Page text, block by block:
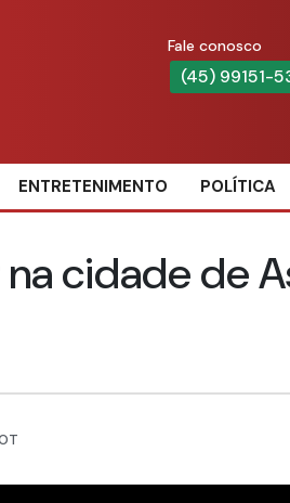
Fale conosco
(45) 99151-
ENTRETENIMENTO POLÍTICA
cidade de